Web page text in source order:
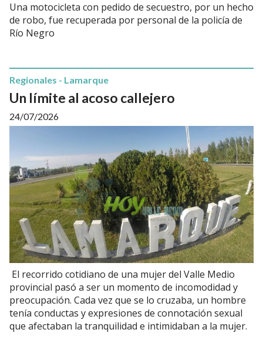
Una motocicleta con pedido de secuestro, por un hecho
de robo, fue recuperada por personal de la policía de
Río Negro
Un límite al acoso callejero
Regionales - Lamarque
24/07/2026
El recorrido cotidiano de una mujer del Valle Medio
provincial pasó a ser un momento de incomodidad y
preocupación. Cada vez que se lo cruzaba, un hombre
tenía conductas y expresiones de connotación sexual
que afectaban la tranquilidad e intimidaban a la mujer.